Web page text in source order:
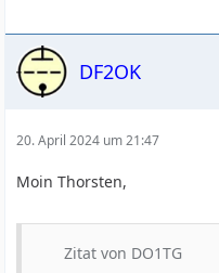
DF2OK
20. April 2024 um 21:47
Moin Thorsten,
Zitat von DO1TG